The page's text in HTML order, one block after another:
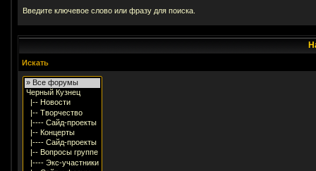
Введите ключевое слово или фразу для поиска.
Искать